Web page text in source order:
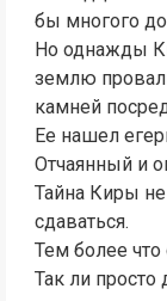
бы многого
Но однажды
землю
камней
Ее нашел
Отчаянный и
Тайна Киры
сдаваться.
Тем более что
Так ли просто